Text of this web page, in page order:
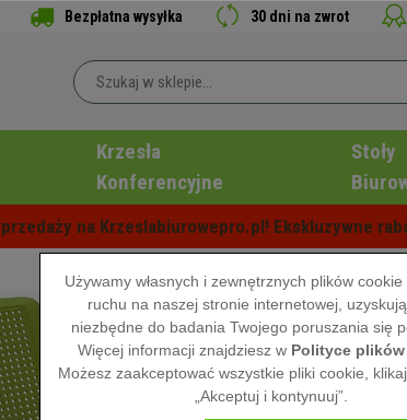
Bezpłatna wysyłka 30 dni na zwrot
Krzesła
Konferencyjne
Stoły
na Krzeslabiurowepro.pl! Ekskluzywne
Używamy własnych i zewnętrznych plików
ruchu na naszej stronie internetowej,
niezbędne do badania Twojego poruszania się
Więcej informacji znajdziesz w Polityce
Możesz zaakceptować wszystkie pliki cookie,
„Akceptuj i kontynuuj”.